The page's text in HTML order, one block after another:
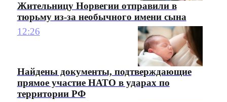
Жительницу Норвегии отправили в
тюрьму из-за необычного имени сына
12:26
Найдены документы, подтверждающие
прямое участие НАТО в ударах по
территории РФ